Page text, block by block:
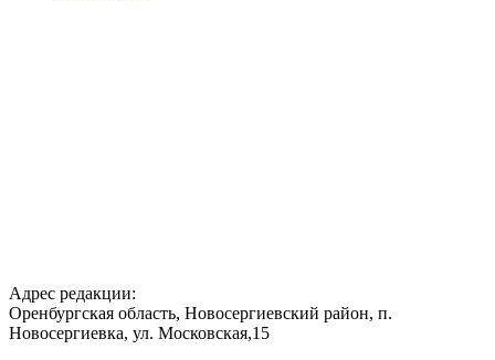
Адрес редакции:
Оренбургская область, Новосергиевский район, п.
Новосергиевка, ул. Московская,15